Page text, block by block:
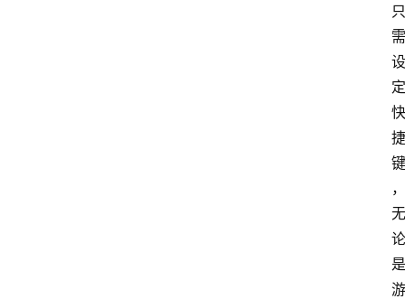
只
需
设
定
快
捷
键
，
无
论
是
游